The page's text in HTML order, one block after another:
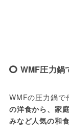
WMF圧力鍋
WMFの圧力鍋で
の洋食から、家
みなど人気の和